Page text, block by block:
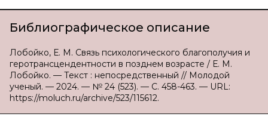
Библиографическое описание
Лобойко, Е. М. Связь психологического благополучия и
геротрансцендентности в позднем возрасте / Е. М.
Лобойко. — Текст : непосредственный // Молодой
ученый. — 2024. — № 24 (523). — С. 458-463. — URL:
https://moluch.ru/archive/523/115612.